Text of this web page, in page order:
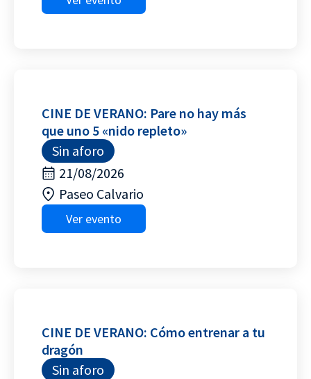
CINE DE VERANO: Pare no hay más
que uno 5 «nido repleto»
Sin aforo
21/08/2026
Paseo Calvario
Ver evento
CINE DE VERANO: Cómo entrenar a tu
dragón
Sin aforo